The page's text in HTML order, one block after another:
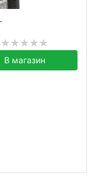
В магазин